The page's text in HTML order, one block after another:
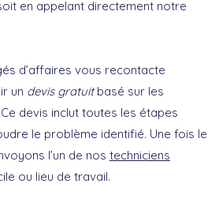
soit en appelant directement notre
d’affaires vous recontacte
un devis gratuitbasé sur les
devis inclut toutes les étapes
le problème identifié. Une fois le
l’un de nos techniciens
ou lieu de travail.